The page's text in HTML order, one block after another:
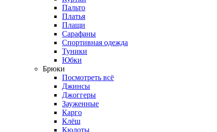
Пальто
Платья
Плащи
Сарафаны
Спортивная одежда
Туники
Юбки
Брюки
Посмотреть всё
Джинсы
Джоггеры
Зауженные
Карго
Клёш
Кюлоты